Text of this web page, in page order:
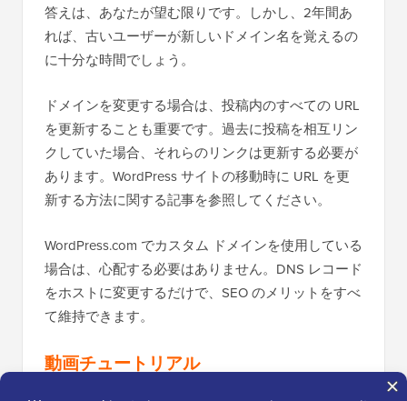
答えは、あなたが望む限りです。しかし、2年間あ
れば、古いユーザーが新しいドメイン名を覚えるの
に十分な時間でしょう。
ドメインを変更する場合は、投稿内のすべての URL
を更新することも重要です。過去に投稿を相互リン
クしていた場合、それらのリンクは更新する必要が
あります。WordPress サイトの移動時に URL を更
新する方法に関する記事を参照してください。
WordPress.com でカスタム ドメインを使用している
場合は、心配する必要はありません。DNS レコード
をホストに変更するだけで、SEO のメリットをすべ
て維持できます。
動画チュートリアル